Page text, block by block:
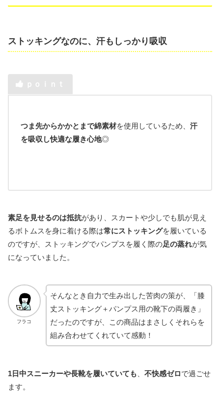
ストッキングなのに、汗もしっかり吸収
ｐｏｉｎｔ
つま先からかかとまで綿素材を使用しているため、 汗
を吸収し快適な履き心地◎
素足を見せるのは抵抗があり、スカートや少しでも肌が見え
るボトムスを身に着ける際は常にストッキングを履いている
のですが、ストッキングでパンプスを履く際の足の蒸れが気
になっていました。
フラコ
そんなとき自力で生み出した苦肉の策が、「膝
丈ストッキング＋パンプス用の靴下の両履き」
だったのですが、この商品はまさしくそれらを
組み合わせてくれていて感動！
1日中スニーカーや長靴を履いていても 不快感ゼロで過ごせ
ます。